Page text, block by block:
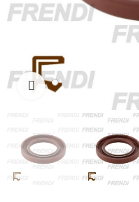
Click para